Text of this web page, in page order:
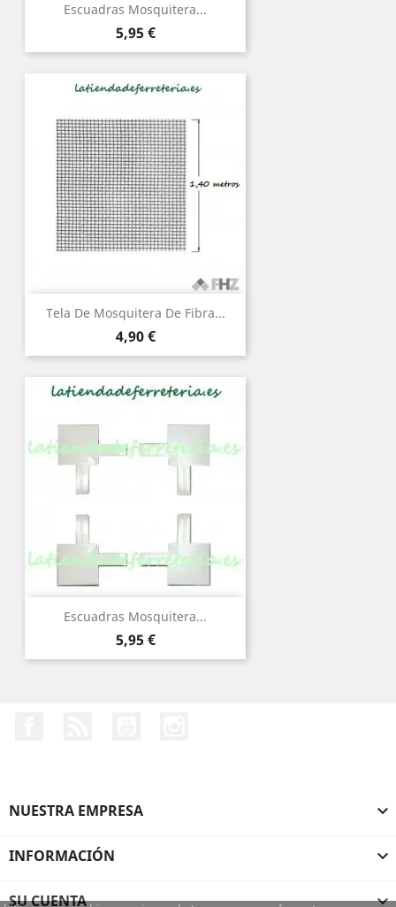
Escuadras Mosquitera...
Precio
5,95 €
Tela De Mosquitera De Fibra...
Precio
4,90 €
Escuadras Mosquitera...
Precio
5,95 €
NUESTRA EMPRESA 
INFORMACIÓN 
SU CUENTA 